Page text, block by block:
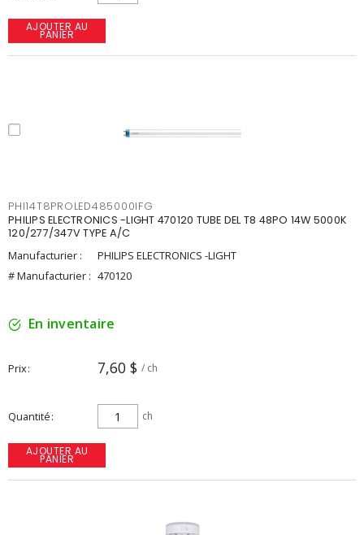
AJOUTER AU
PANIER
PHI14T8PROLED485000IFG
PHILIPS ELECTRONICS -LIGHT 470120 TUBE DEL T8 48PO 14W 5000K
120/277/347V TYPE A/C
Manufacturier :
PHILIPS ELECTRONICS -LIGHT
# Manufacturier : 470120
En inventaire
Prix 7,60 $ / ch
Quantité ch
AJOUTER AU
PANIER